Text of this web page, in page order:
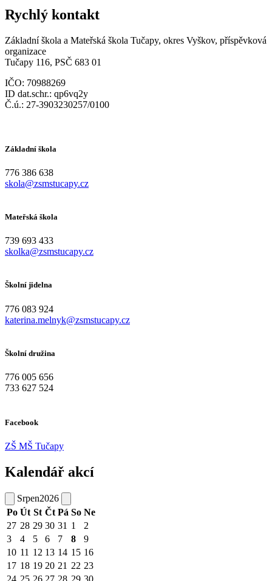
Rychlý kontakt
Základní škola a Mateřská škola Tučapy, okres Vyškov, příspěvková
organizace
Tučapy 116, PSČ 683 01
IČO: 70988269
ID dat.schr.: qp6vq2y
Č.ú.: 27-3903230257/0100
Základní škola
776 386 638
skola@zsmstucapy.cz
Mateřská škola
739 693 433
skolka@zsmstucapy.cz
Školní jidelna
776 083 924
katerina.melnyk@zsmstucapy.cz
Školní družina
776 005 656
733 627 524
Facebook
ZŠ MŠ Tučapy
Kalendář akcí
Srpen2026
Po Út St Čt Pá So Ne
27 28 29 30 31 1
2
3
4 5 6 7 8
9
10 11 12 13 14 15 16
17 18 19 20 21 22 23